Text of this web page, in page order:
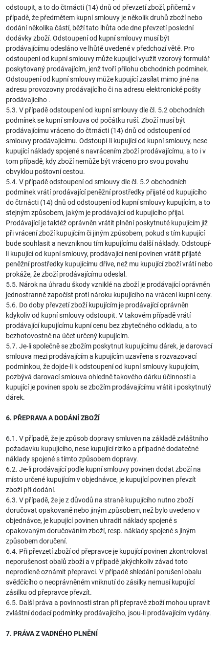
odstoupit, a to do čtrnácti (14) dnů od převzetí zboží, přičemž v
případě, že předmětem kupní smlouvy je několik druhů zboží nebo
dodání několika částí, běží tato lhůta ode dne převzetí poslední
dodávky zboží. Odstoupení od kupní smlouvy musí být
prodávajícímu odesláno ve lhůtě uvedené v předchozí větě. Pro
odstoupení od kupní smlouvy může kupující využit vzorový formulář
poskytovaný prodávajícím, jenž tvoří přílohu obchodních podmínek.
Odstoupení od kupní smlouvy může kupující zasílat mimo jiné na
adresu provozovny prodávajícího či na adresu elektronické pošty
prodávajícího .
5.3. V případě odstoupení od kupní smlouvy dle čl. 5.2 obchodních
podmínek se kupní smlouva od počátku ruší. Zboží musí být
prodávajícímu vráceno do čtrnácti (14) dnů od odstoupení od
smlouvy prodávajícímu. Odstoupí-li kupující od kupní smlouvy, nese
kupující náklady spojené s navrácením zboží prodávajícímu, a to i v
tom případě, kdy zboží nemůže být vráceno pro svou povahu
obvyklou poštovní cestou.
5.4. V případě odstoupení od smlouvy dle čl. 5.2 obchodních
podmínek vrátí prodávající peněžní prostředky přijaté od kupujícího
do čtrnácti (14) dnů od odstoupení od kupní smlouvy kupujícím, a to
stejným způsobem, jakým je prodávající od kupujícího přijal.
Prodávající je taktéž oprávněn vrátit plnění poskytnuté kupujícím již
při vrácení zboží kupujícím či jiným způsobem, pokud s tím kupující
bude souhlasit a nevzniknou tím kupujícímu další náklady. Odstoupí-
li kupující od kupní smlouvy, prodávající není povinen vrátit přijaté
peněžní prostředky kupujícímu dříve, než mu kupující zboží vrátí nebo
prokáže, že zboží prodávajícímu odeslal.
5.5. Nárok na úhradu škody vzniklé na zboží je prodávající oprávněn
jednostranně započíst proti nároku kupujícího na vrácení kupní ceny.
5.6. Do doby převzetí zboží kupujícím je prodávající oprávněn
kdykoliv od kupní smlouvy odstoupit. V takovém případě vrátí
prodávající kupujícímu kupní cenu bez zbytečného odkladu, a to
bezhotovostně na účet určený kupujícím.
5.7. Je-li společně se zbožím poskytnut kupujícímu dárek, je darovací
smlouva mezi prodávajícím a kupujícím uzavřena s rozvazovací
podmínkou, že dojde-li k odstoupení od kupní smlouvy kupujícím,
pozbývá darovací smlouva ohledně takového dárku účinnosti a
kupující je povinen spolu se zbožím prodávajícímu vrátit i poskytnutý
dárek.
6. PŘEPRAVA A DODÁNÍ ZBOŽÍ
6.1. V případě, že je způsob dopravy smluven na základě zvláštního
požadavku kupujícího, nese kupující riziko a případné dodatečné
náklady spojené s tímto způsobem dopravy.
6.2. Je-li prodávající podle kupní smlouvy povinen dodat zboží na
místo určené kupujícím v objednávce, je kupující povinen převzít
zboží při dodání.
6.3. V případě, že je z důvodů na straně kupujícího nutno zboží
doručovat opakovaně nebo jiným způsobem, než bylo uvedeno v
objednávce, je kupující povinen uhradit náklady spojené s
opakovaným doručováním zboží, resp. náklady spojené s jiným
způsobem doručení.
6.4. Při převzetí zboží od přepravce je kupující povinen zkontrolovat
neporušenost obalů zboží a v případě jakýchkoliv závad toto
neprodleně oznámit přepravci. V případě shledání porušení obalu
svědčícího o neoprávněném vniknutí do zásilky nemusí kupující
zásilku od přepravce převzít.
6.5. Další práva a povinnosti stran při přepravě zboží mohou upravit
zvláštní dodací podmínky prodávajícího, jsou-li prodávajícím vydány.
7. PRÁVA Z VADNÉHO PLNĚNÍ